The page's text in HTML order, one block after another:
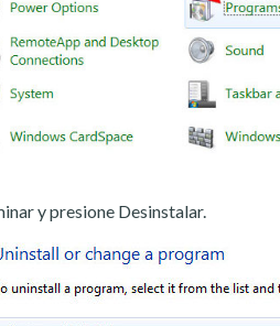
y presione Desinstalar.